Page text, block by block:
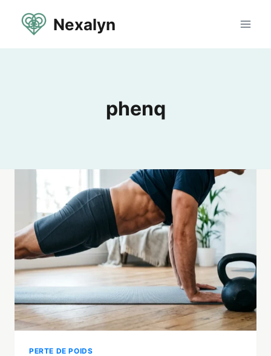
Nexalyn
phenq
PERTE DE POIDS